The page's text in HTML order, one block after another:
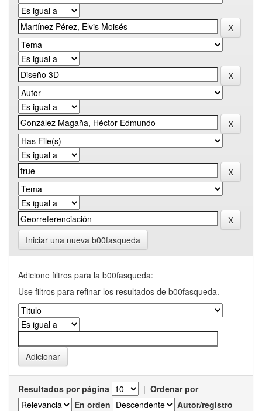
Iniciar una nueva b00fasqueda
Adicione filtros para la b00fasqueda:
Use filtros para refinar los resultados de b00fasqueda.
Resultados por página | Ordenar por
En orden
Autor/registro